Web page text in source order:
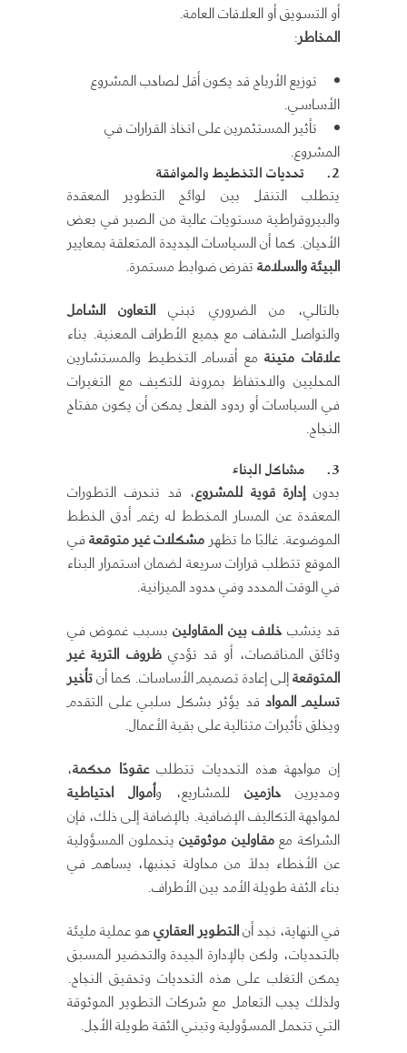
أو التسويق أو العلاقات العامة.
المخاطر:
توزيع الأرباح قد يكون أقل لصاحب المشروع
الأساسي.
تأثير المستثمرين على اتخاذ القرارات في
المشروع.
2. تحديات التخطيط والموافقة
يتطلب التنقل بين لوائح التطوير المعقدة
والبيروقراطية مستويات عالية من الصبر في بعض
الأحيان. كما أن السياسات الجديدة المتعلقة بمعايير
البيئة والسلامةتفرض ضوابط مستمرة.
بالتالي، من الضروري تبني التعاون الشامل
والتواصل الشفاف مع جميع الأطراف المعنية. بناء
علاقات متينةمع أقسام التخطيط والمستشارين
المحليين والاحتفاظ بمرونة للتكيف مع التغيرات
في السياسات أو ردود الفعل يمكن أن يكون مفتاح
النجاح.
3. مشاكل البناء
بدونإدارة قوية للمشروع، قد تنحرف التطورات
المعقدة عن المسار المخطط له رغم أدق الخطط
الموضوعة. غالبًا ما تظهر مشكلات غير متوقعةفي
الموقع تتطلب قرارات سريعة لضمان استمرار البناء
في الوقت المحدد وفي حدود الميزانية.
قد ينشبخلاف بين المقاولينبسبب غموض في
وثائق المناقصات، أو قد تؤديظروف التربة غير
المتوقعةإلى إعادة تصميم الأساسات. كما أنتأخير
تسليم الموادقد يؤثر بشكل سلبي على التقدم
ويخلق تأثيرات متتالية على بقية الأعمال.
إن مواجهة هذه التحديات تتطلبعقودًا محكمة،
ومديرينحازمين للمشاريع، وأموال احتياطية
لمواجهة التكاليف الإضافية. بالإضافة إلى ذلك، فإن
الشراكة معمقاولين موثوقينيتحملون المسؤولية
عن الأخطاء بدلاً من محاولة تجنبها، يساهم في
بناء الثقة طويلة الأمد بين الأطراف.
في النهاية، نجد أنالتطوير العقاريهو عملية مليئة
بالتحديات، ولكن بالإدارة الجيدة والتحضير المسبق
يمكن التغلب على هذه التحديات وتحقيق النجاح.
ولذلك يجب التعامل مع شركات التطوير الموثوقة
التي تتحمل المسؤولية وتبني الثقة طويلة الأجل.